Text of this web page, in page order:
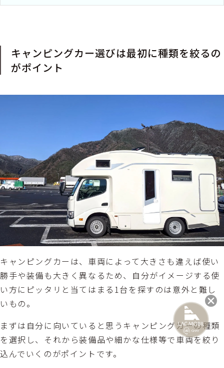
キャンピングカー選びは最初に種類を絞るの
がポイント
キャンピングカーは、車両によって大きさも違えば使い
勝手や装備も大きく異なるため、自分がイメージする使
い方にピッタリと当てはまる1台を探すのは意外と難し
いもの。
まずは自分に向いていると思うキャンピングカーの種類
を選択し、それから装備品や細かな仕様等で車両を絞り
込んでいくのがポイントです。